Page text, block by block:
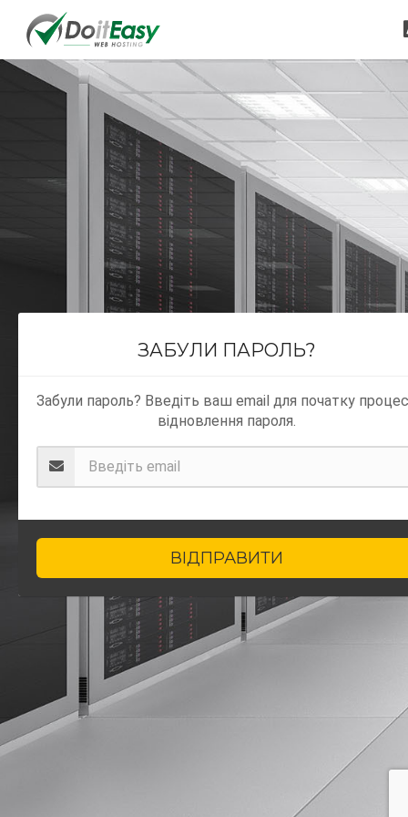
ЗАБУЛИ ПАРОЛЬ?
Забули пароль? Введіть ваш email для початку
відновлення пароля.
ВІДПРАВИТИ